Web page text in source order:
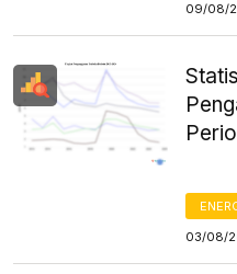
09/08/
03/08/